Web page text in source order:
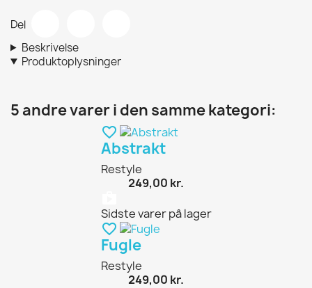
Del
Beskrivelse
Produktoplysninger
5 andre varer i den samme kategori:
favorite_border
Abstrakt
Restyle
249,00 kr.
Sidste varer på lager
favorite_border
Fugle
Restyle
249,00 kr.